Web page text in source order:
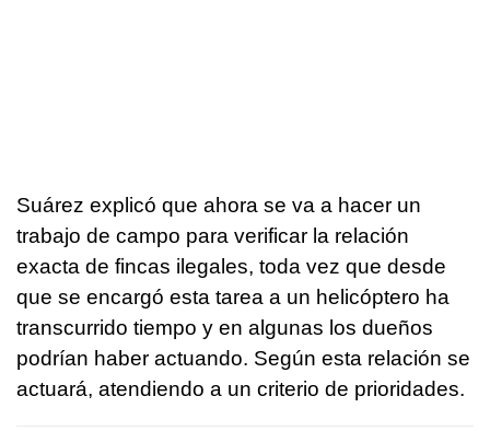
Suárez explicó que ahora se va a hacer un
trabajo de campo para verificar la relación
exacta de fincas ilegales, toda vez que desde
que se encargó esta tarea a un helicóptero ha
transcurrido tiempo y en algunas los dueños
podrían haber actuando. Según esta relación se
actuará, atendiendo a un criterio de prioridades.